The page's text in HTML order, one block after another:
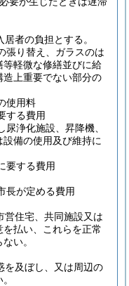
者の負担とする。
張り替え、ガラスのは
軽微な修繕並びに給
上重要でない部分の
使用料
する費用
浄化施設、昇降機、
備の使用及び維持に
要する費用
長が定める費用
営住宅、共同施設又は
払い、これらを正常
い。
を及ぼし、又は周辺の